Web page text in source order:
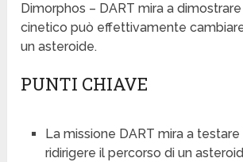
Dimorphos – DART mira a
cinetico può effettivamente
un asteroide.
PUNTI CHIAVE
La missione DART mira a
ridirigere il percorso di un